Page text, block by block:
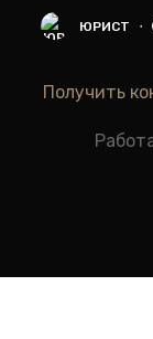
ЮРИСТ
Получить